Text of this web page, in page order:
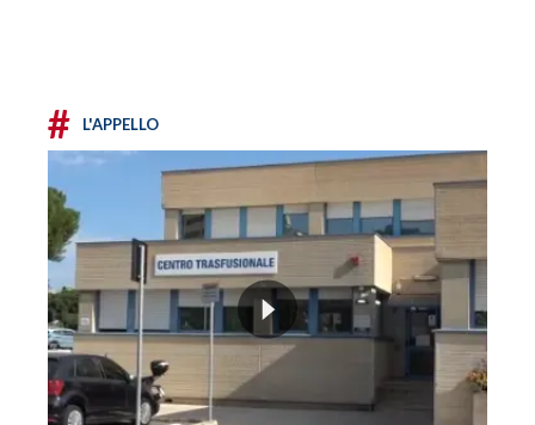
# L'APPELLO